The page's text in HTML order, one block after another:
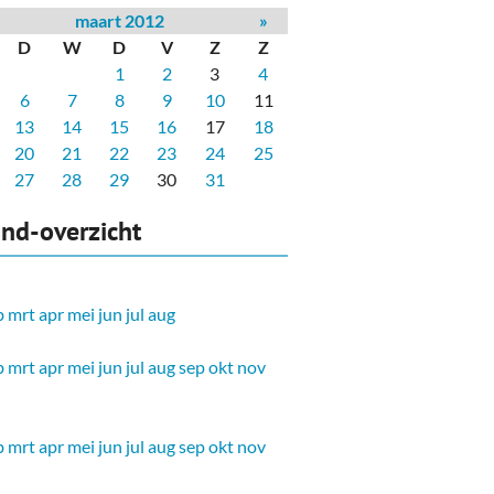
maart 2012
»
D W D V Z
Z
1
2 3
4
6 7 8 9 10
11
13 14 15 16 17
18
20 21 22 23 24
25
27 28 29 30 31
overzicht
mrtapr mei jun jul aug
mrtapr mei jun jul augsepokt nov
mrtapr mei jun jul augsepokt nov